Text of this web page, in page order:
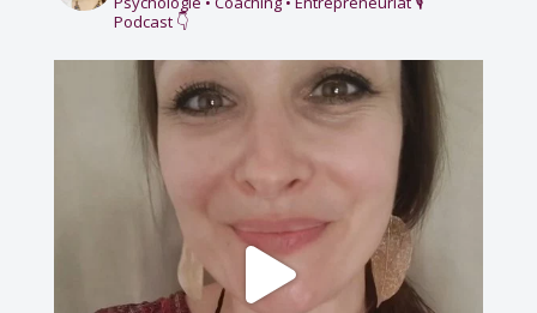
Podcast 👇